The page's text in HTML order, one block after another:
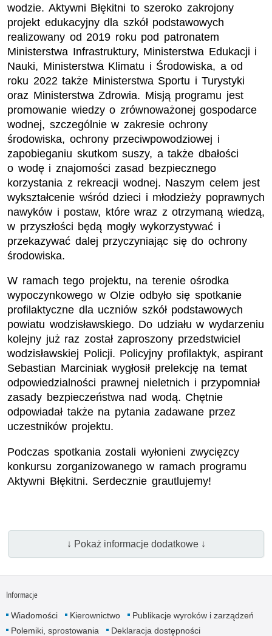
wodzie. Aktywni Błękitni to szeroko zakrojony
projekt edukacyjny dla szkół podstawowych
realizowany od 2019 roku pod patronatem
Ministerstwa Infrastruktury, Ministerstwa Edukacji i
Nauki, Ministerstwa Klimatu i Środowiska, a od
roku 2022 także Ministerstwa Sportu i Turystyki
oraz Ministerstwa Zdrowia. Misją programu jest
promowanie wiedzy o zrównoważonej gospodarce
wodnej, szczególnie w zakresie ochrony
środowiska, ochrony przeciwpowodziowej i
zapobieganiu skutkom suszy, a także dbałości
o wodę i znajomości zasad bezpiecznego
korzystania z rekreacji wodnej. Naszym celem jest
wykształcenie wśród dzieci i młodzieży poprawnych
nawyków i postaw, które wraz z otrzymaną wiedzą,
w przyszłości będą mogły wykorzystywać i
przekazywać dalej przyczyniając się do ochrony
środowiska.
W ramach tego projektu, na terenie ośrodka
wypoczynkowego w Olzie odbyło się spotkanie
profilaktyczne dla uczniów szkół podstawowych
powiatu wodzisławskiego. Do udziału w wydarzeniu
kolejny już raz został zaproszony przedstwiciel
wodzisławskiej Policji. Policyjny profilaktyk, aspirant
Sebastian Marciniak wygłosił prelekcję na temat
odpowiedzialności prawnej nieletnich i przypomniał
zasady bezpieczeństwa nad wodą. Chętnie
odpowiadał także na pytania zadawane przez
uczestników projektu.
Podczas spotkania zostali wyłonieni zwycięzcy
konkursu zorganizowanego w ramach programu
Aktywni Błękitni. Serdecznie grautlujemy!
↓ Pokaż informacje dodatkowe ↓
Informacje
Wiadomości Kierownictwo
Publikacje wyroków i zarządzeń
Polemiki, sprostowania
Deklaracja dostępności